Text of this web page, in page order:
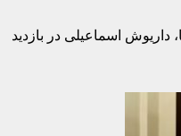
داریوش اسماعیلی در بازدید